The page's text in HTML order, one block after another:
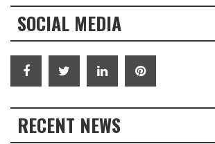
SOCIAL MEDIA
RECENT NEWS